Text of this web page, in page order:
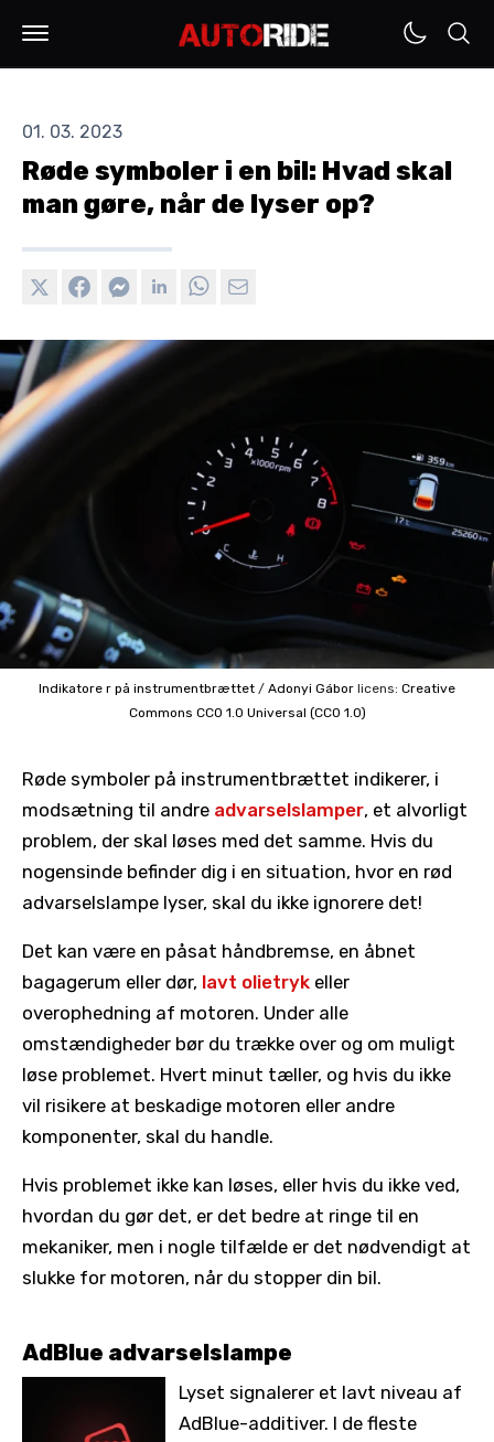
01. 03. 2023
Røde symboler i en bil: Hvad skal
man gøre, når de lyser op?
Indikatore r på instrumentbrættet / Adonyi Gábor licens: Creative
Commons CC0 1.0 Universal (CC0 1.0)
Røde symboler på instrumentbrættet indikerer, i
modsætning til andre advarselslamper, et alvorligt
problem, der skal løses med det samme. Hvis du
nogensinde befinder dig i en situation, hvor en rød
advarselslampe lyser, skal du ikke ignorere det!
Det kan være en påsat håndbremse, en åbnet
bagagerum eller dør, lavt olietryk eller
overophedning af motoren. Under alle
omstændigheder bør du trække over og om muligt
løse problemet. Hvert minut tæller, og hvis du ikke
vil risikere at beskadige motoren eller andre
komponenter, skal du handle.
Hvis problemet ikke kan løses, eller hvis du ikke ved,
hvordan du gør det, er det bedre at ringe til en
mekaniker, men i nogle tilfælde er det nødvendigt at
slukke for motoren, når du stopper din bil.
AdBlue advarselslampe
Lyset signalerer et lavt niveau af
AdBlue-additiver. I de fleste